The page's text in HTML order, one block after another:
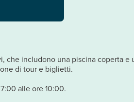
che includono una piscina coperta
di tour e biglietti.
alle ore 10:00.